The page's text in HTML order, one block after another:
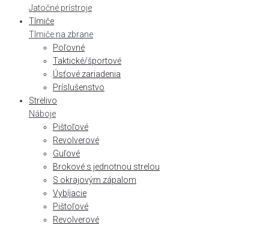
Jatočné prístroje
Tlmiče
Tlmiče na zbrane
Poľovné
Taktické/športové
Úsťové zariadenia
Príslušenstvo
Strelivo
Náboje
Pištoľové
Revolverové
Guľové
Brokové s jednotnou strelou
S okrajovým zápalom
Vybíjacie
Pištoľové
Revolverové